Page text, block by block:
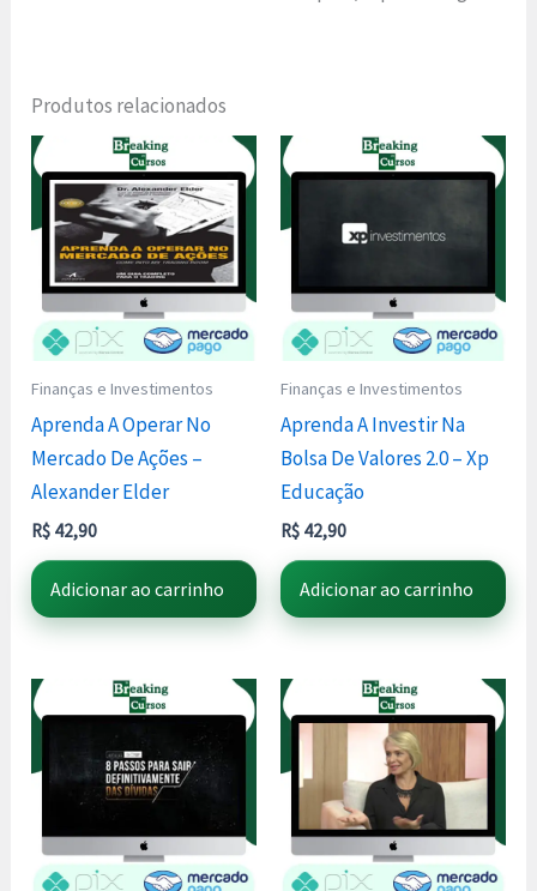
Produtos relacionados
Finanças e Investimentos
Aprenda A Operar No
Mercado De Ações –
Alexander Elder
R$ 42,90
Adicionar ao carrinho
Finanças e Investimentos
Aprenda A Investir Na
Bolsa De Valores 2.0 – Xp
Educação
R$ 42,90
Adicionar ao carrinho